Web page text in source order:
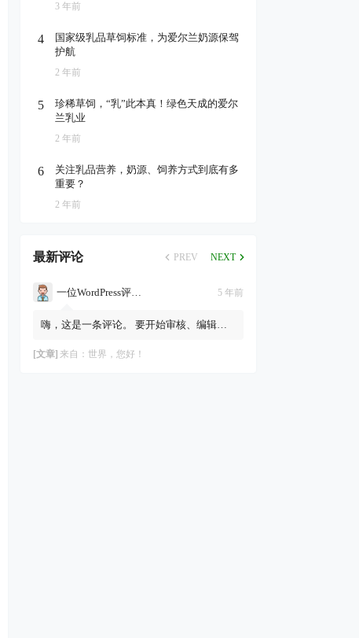
3 年前
4
国家级乳品草饲标准，为爱尔兰奶源保驾
护航
2 年前
5
珍稀草饲，“乳”此本真！绿色天成的爱尔
兰乳业
2 年前
6
关注乳品营养，奶源、饲养方式到底有多
重要？
2 年前
最新评论 PREV NEXT
一位WordPress评论者 5 年前
嗨，这是一条评论。 要开始审核、编辑及
评论者头像来自Gravatar。
[文章] 来自： 世界，您好！